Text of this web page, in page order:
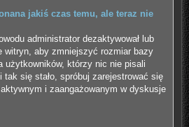
jakiś czas temu, ale teraz nie
administrator dezaktywował lub
witryn, aby zmniejszyć rozmiar bazy
użytkowników, którzy nic nie pisali
tak się stało, spróbuj zarejestrować się
i zaangażowanym w dyskusje